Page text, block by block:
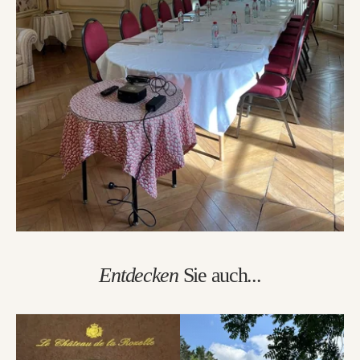
EntdeckenSie auch...
Einen Tisch im "La Vérrière"